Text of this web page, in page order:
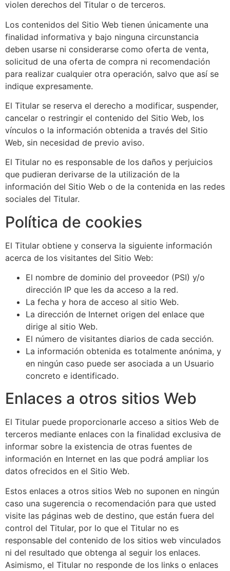
violen derechos del Titular o de terceros.
Los contenidos del Sitio Web tienen únicamente una
finalidad informativa y bajo ninguna circunstancia
deben usarse ni considerarse como oferta de venta,
solicitud de una oferta de compra ni recomendación
para realizar cualquier otra operación, salvo que así se
indique expresamente.
El Titular se reserva el derecho a modificar, suspender,
cancelar o restringir el contenido del Sitio Web, los
vínculos o la información obtenida a través del Sitio
Web, sin necesidad de previo aviso.
El Titular no es responsable de los daños y perjuicios
que pudieran derivarse de la utilización de la
información del Sitio Web o de la contenida en las redes
sociales del Titular.
Política de cookies
El Titular obtiene y conserva la siguiente información
acerca de los visitantes del Sitio Web:
El nombre de dominio del proveedor (PSI) y/o
dirección IP que les da acceso a la red.
La fecha y hora de acceso al sitio Web.
La dirección de Internet origen del enlace que
dirige al sitio Web.
El número de visitantes diarios de cada sección.
La información obtenida es totalmente anónima, y
en ningún caso puede ser asociada a un Usuario
concreto e identificado.
Enlaces a otros sitios Web
El Titular puede proporcionarle acceso a sitios Web de
terceros mediante enlaces con la finalidad exclusiva de
informar sobre la existencia de otras fuentes de
información en Internet en las que podrá ampliar los
datos ofrecidos en el Sitio Web.
Estos enlaces a otros sitios Web no suponen en ningún
caso una sugerencia o recomendación para que usted
visite las páginas web de destino, que están fuera del
control del Titular, por lo que el Titular no es
responsable del contenido de los sitios web vinculados
ni del resultado que obtenga al seguir los enlaces.
Asimismo, el Titular no responde de los links o enlaces